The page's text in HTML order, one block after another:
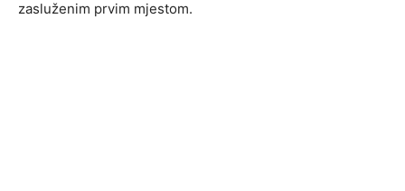
zasluženim prvim mjestom.